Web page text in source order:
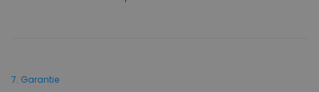
7. Garantie